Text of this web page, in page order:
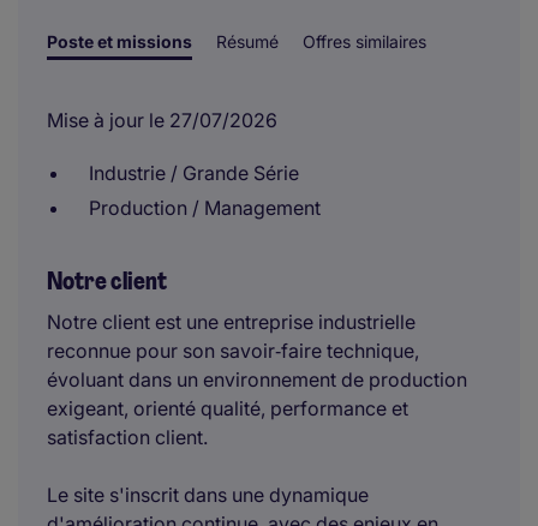
Poste et missions Résumé Offres similaires
Mise à jour le 27/07/2026
Industrie / Grande Série
Production / Management
Notre client
Notre client est une entreprise industrielle
reconnue pour son savoir‑faire technique,
évoluant dans un environnement de production
exigeant, orienté qualité, performance et
satisfaction client.
Le site s'inscrit dans une dynamique